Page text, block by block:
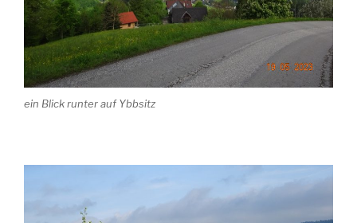
ein Blick runter auf Ybbsitz